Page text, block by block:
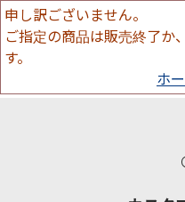
申し訳ございません。
ご指定の商品は販売終了か
す。
ホ